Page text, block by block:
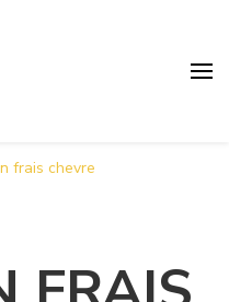
frais chevre